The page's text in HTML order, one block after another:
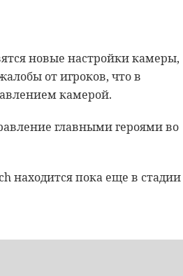
новые настройки камеры,
от игроков, что в
камерой.
главными героями во
находится пока еще в стадии